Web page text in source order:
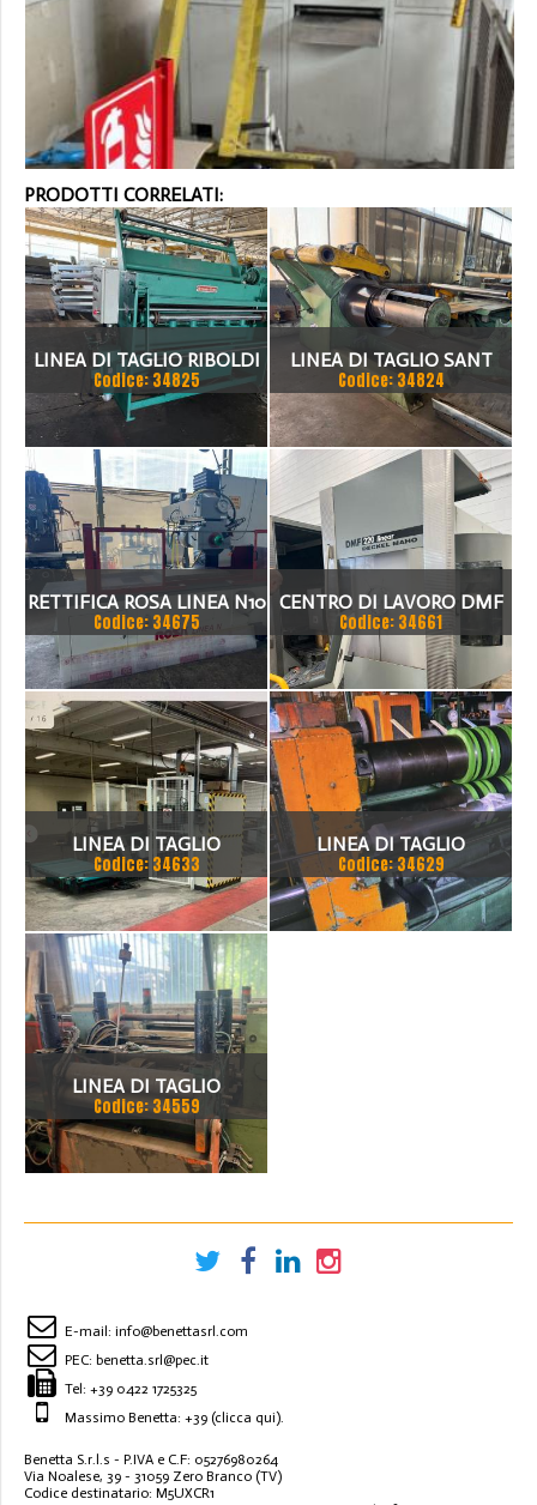
PRODOTTI CORRELATI:
LINEA DI TAGLIO RIBOLDI
1500 X 2MM
Codice: 34825
LINEA DI TAGLIO SANT
1500 X 3 MM
Codice: 34824
RETTIFICA ROSA LINEA N10
Codice: 34675
CENTRO DI LAVORO DMF
220 LINEAR
Codice: 34661
LINEA DI TAGLIO
COMPLETA
Codice: 34633
LINEA DI TAGLIO
LONGITUDINALE
Codice: 34629
LINEA DI TAGLIO
Codice: 34559
E-mail: info@benettasrl.com
PEC: benetta.srl@pec.it
Tel: +39 0422 1725325
Massimo Benetta: +39 (clicca qui).
Benetta S.r.l.s - P.IVA e C.F: 05276980264
Via Noalese, 39 - 31059 Zero Branco (TV)
Codice destinatario: M5UXCR1